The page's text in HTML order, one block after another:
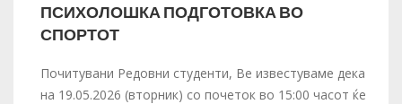
ПСИХОЛОШКА ПОДГОТОВКА ВО
СПОРТОТ
Почитувани Редовни студенти, Ве известуваме дека
на 19.05.2026 (вторник) со почеток во 15:00 часот ќе